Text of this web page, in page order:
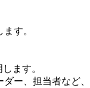
す。
ます。
ー、担当者など